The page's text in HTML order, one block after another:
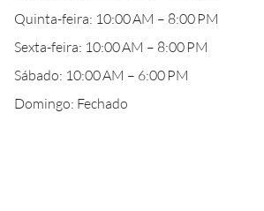
Quinta-feira: 10:00 AM – 8:00 PM
Sexta-feira: 10:00 AM – 8:00 PM
Sábado: 10:00 AM – 6:00 PM
Domingo: Fechado